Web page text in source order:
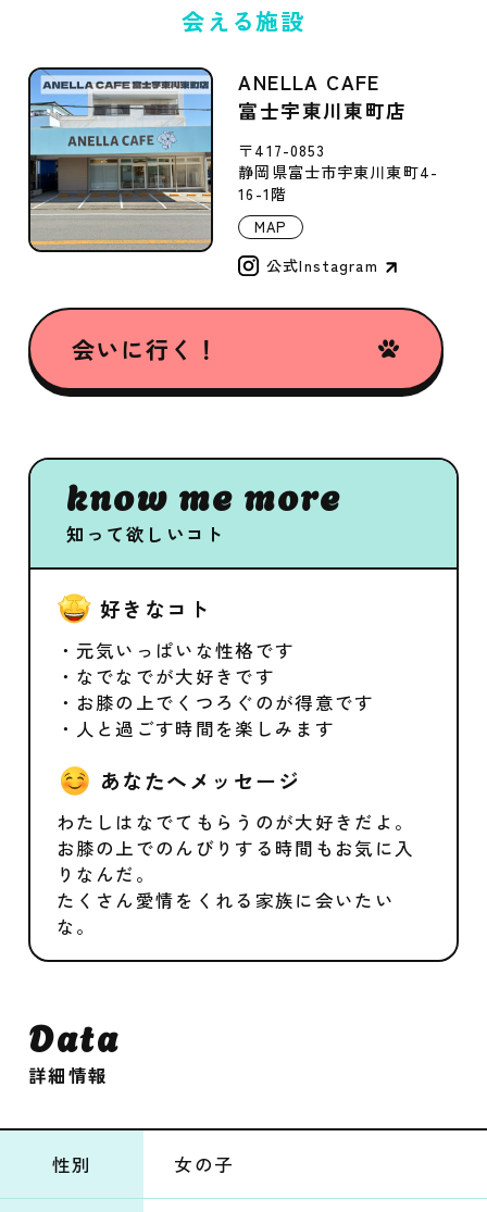
会える施設
ANELLA CAFE
富士宇東川東町店
〒417-0853
静岡県富士市宇東川東町4-
16-1階
MAP
公式Instagram
会いに行く！
know me more
知って欲しいコト
好きなコト
・元気いっぱいな性格です
・なでなでが大好きです
・お膝の上でくつろぐのが得意です
・人と過ごす時間を楽しみます
あなたへメッセージ
わたしはなでてもらうのが大好きだよ。
お膝の上でのんびりする時間もお気に入
りなんだ。
たくさん愛情をくれる家族に会いたい
な。
Data
詳細情報
性別 女の子